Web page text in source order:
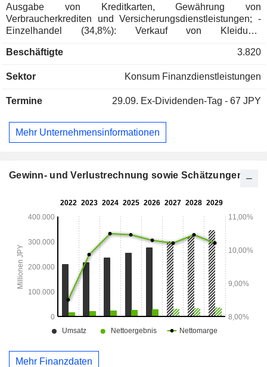
Ausgabe von Kreditkarten, Gewährung von
Verbraucherkrediten und Versicherungsdienstleistungen; -
Einzelhandel (34,8%): Verkauf von Kleidung,
Die Gruppe bietet auch Transport, Werbedienstleistungen,
an.
Beschäftigte 3.820
Sektor Konsum Finanzdienstleistungen
Termine 29.09. Ex-Dividenden-Tag - 67 JPY
Mehr Unternehmensinformationen
Gewinn- und Verlustrechnung sowie Schätzungen
Mehr Finanzdaten